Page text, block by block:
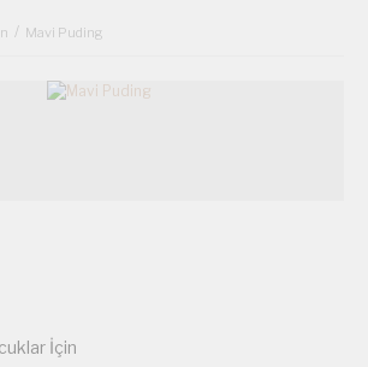
Mavi Puding
İçin